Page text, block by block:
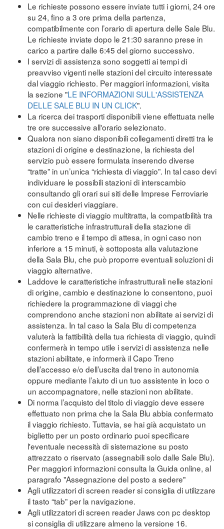
Le richieste possono essere inviate tutti i giorni, 24 ore
su 24, fino a 3 ore prima della partenza,
compatibilmente con l’orario di apertura delle Sale Blu.
Le richieste inviate dopo le 21:30 saranno prese in
carico a partire dalle 6:45 del giorno successivo.
I servizi di assistenza sono soggetti ai tempi di
preavviso vigenti nelle stazioni del circuito interessate
dal viaggio richiesto. Per maggiori informazioni, visita
la sezione "LE INFORMAZIONI SULL'ASSISTENZA
DELLE SALE BLU IN UN CLICK".
La ricerca dei trasporti disponibili viene effettuata nelle
tre ore successive all'orario selezionato.
Qualora non siano disponibili collegamenti diretti tra le
stazioni di origine e destinazione, la richiesta del
servizio può essere formulata inserendo diverse
“tratte” in un’unica “richiesta di viaggio”. In tal caso devi
individuare le possibili stazioni di interscambio
consultando gli orari sui siti delle Imprese Ferroviarie
con cui desideri viaggiare.
Nelle richieste di viaggio multitratta, la compatibilità tra
le caratteristiche infrastrutturali della stazione di
cambio treno e il tempo di attesa, in ogni caso non
inferiore a 15 minuti, è sottoposta alla valutazione
della Sala Blu, che può proporre eventuali soluzioni di
viaggio alternative.
Laddove le caratteristiche infrastrutturali nelle stazioni
di origine, cambio e destinazione lo consentono, puoi
richiedere la programmazione di viaggi che
comprendono anche stazioni non abilitate ai servizi di
assistenza. In tal caso la Sala Blu di competenza
valuterà la fattibilità della tua richiesta di viaggio, quindi
confermerà in tempo utile i servizi di assistenza nelle
stazioni abilitate, e informerà il Capo Treno
dell’accesso e/o dell’uscita dal treno in autonomia
oppure mediante l’aiuto di un tuo assistente in loco o
un accompagnatore, nelle stazioni non abilitate.
Di norma l’acquisto del titolo di viaggio deve essere
effettuato non prima che la Sala Blu abbia confermato
il viaggio richiesto. Tuttavia, se hai già acquistato un
biglietto per un posto ordinario puoi specificare
l'eventuale necessità di sistemazione su posto
attrezzato o riservato (assegnabili solo dalle Sale Blu).
Per maggiori informazioni consulta la Guida online, al
paragrafo "Assegnazione del posto a sedere"
Agli utilizzatori di screen reader si consiglia di utilizzare
il tasto “tab” per la navigazione.
Agli utilizzatori di screen reader Jaws con pc desktop
si consiglia di utilizzare almeno la versione 16.